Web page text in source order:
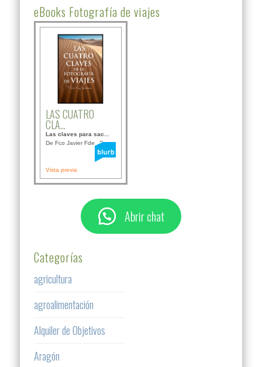
eBooks Fotografía de viajes
LAS CUATRO
CLA...
Las claves para sac...
De Fco Javier Fdez B...
Vista previa
Abrir chat
Categorías
agricultura
agroalimentación
Alquiler de Objetivos
Aragón